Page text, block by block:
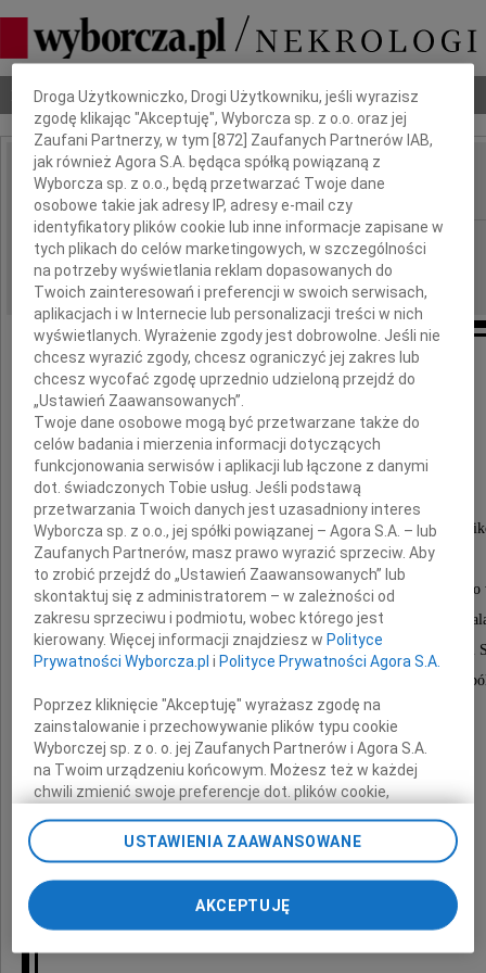
Nekrologi Odeszli Poradnik pogrzebowy
IMIĘ I NAZWISKO: Jadwiga Tracz
REGION: Łódź
DATA EMISJI: 14.07.2016
"Ludzie, których kochamy, zostają na zawsze,
bo zostawili ślady w naszych sercach."
Serdeczne podziękowania
Rodzinie, Gronu Pedagogicznemu,
Uczniom i Rodzicom
ze Szkoły Podstawowej nr 5 im. Króla Stefana
Lekarzom i Personelowi Medycznemu ze
im. M. Kopernika w Łodzi, Przyjaciołom, Znajomym i
oraz wszystkim tym, którzy łącząc się z nami w
uczestniczyli w uroczystości pogrzebowej
naszej ukochanej Żony i Mamy
Jadwigi Tracz
Dbamy o Twoją prywatność
Droga Użytkowniczko, Drogi Użytkowniku, jeśli wyrazisz
zgodę klikając "Akceptuję", Wyborcza sp. z o.o. oraz jej
Zaufani Partnerzy, w tym [872 ] Zaufanych Partnerów IAB,
jak również Agora S.A. będąca spółką powiązaną z
Wyborcza sp. z o.o., będą przetwarzać Twoje dane
osobowe takie jak adresy IP, adresy e-mail czy
identyfikatory plików cookie lub inne informacje zapisane w
tych plikach do celów marketingowych, w szczególności
na potrzeby wyświetlania reklam dopasowanych do
Twoich zainteresowań i preferencji w swoich serwisach,
aplikacjach i w Internecie lub personalizacji treści w nich
wyświetlanych. Wyrażenie zgody jest dobrowolne. Jeśli nie
chcesz wyrazić zgody, chcesz ograniczyć jej zakres lub
chcesz wycofać zgodę uprzednio udzieloną przejdź do
„Ustawień Zaawansowanych”.
Twoje dane osobowe mogą być przetwarzane także do
celów badania i mierzenia informacji dotyczących
funkcjonowania serwisów i aplikacji lub łączone z danymi
dot. świadczonych Tobie usług. Jeśli podstawą
przetwarzania Twoich danych jest uzasadniony interes
Wyborcza sp. z o.o., jej spółki powiązanej – Agora S.A. – lub
Zaufanych Partnerów, masz prawo wyrazić sprzeciw. Aby
to zrobić przejdź do „Ustawień Zaawansowanych” lub
skontaktuj się z administratorem – w zależności od
zakresu sprzeciwu i podmiotu, wobec którego jest
kierowany. Więcej informacji znajdziesz w Polityce
Prywatności Wyborcza.pl i Polityce Prywatności Agora S.A.
Poprzez kliknięcie "Akceptuję" wyrażasz zgodę na
zainstalowanie i przechowywanie plików typu cookie
Wyborczej sp. z o. o. jej Zaufanych Partnerów i Agora S.A.
na Twoim urządzeniu końcowym. Możesz też w każdej
chwili zmienić swoje preferencje dot. plików cookie,
preferencjami dot. przetwarzania danych poprzez
odnośnik „Ustawienia prywatności” w stopce serwisu i
przechodząc do sekcji „Ustawienia zaawansowane”.
Zmiana ustawień plików cookie możliwa jest także za
pomocą ustawień przeglądarki.
USTAWIENIA ZAAWANSOWANE
AKCEPTUJĘ